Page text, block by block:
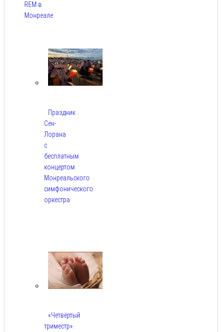
REM в
Монреале
Праздник
Сен-
Лорана
с
бесплатным
концертом
Монреальского
симфонического
оркестра
«Четвёртый
триместр»: